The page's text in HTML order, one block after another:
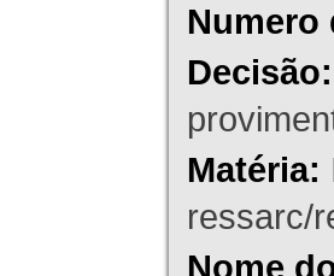
Numero
Decisão:
Matéria:
ressarc/
Nome